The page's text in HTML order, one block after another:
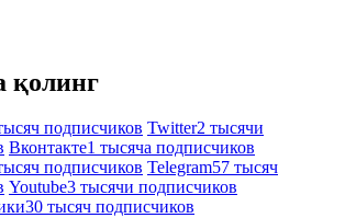
қолинг
подписчиков Twitter2 тысячи
Вконтакте1 тысяча подписчиков
подписчиков Telegram57 тысяч
Youtube3 тысячи подписчиков
30 тысяч подписчиков